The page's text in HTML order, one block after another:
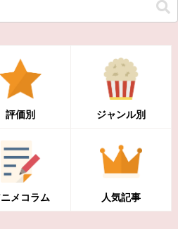
評価別 ジャンル別
メコラム 人気記事